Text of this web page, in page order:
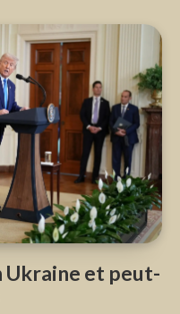
Ukraine et peut-